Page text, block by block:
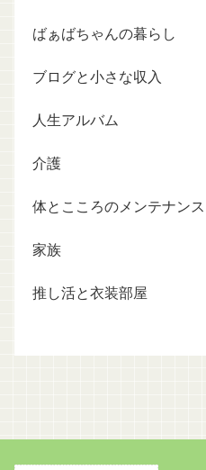
ばぁばちゃんの暮らし
ブログと小さな収入
人生アルバム
介護
体とこころのメンテナンス
家族
推し活と衣装部屋